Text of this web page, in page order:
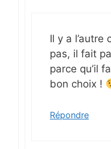
Il y a l’autre
pas, il fait
parce qu’il
bon choix !
Répondre